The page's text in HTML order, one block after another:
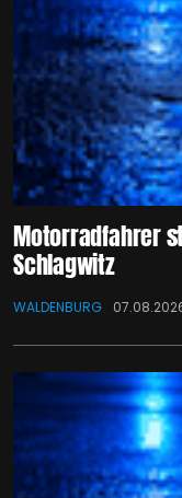
Motorradfahrer
Schlagwitz
WALDENBURG